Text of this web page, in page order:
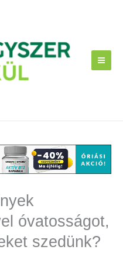
óvatosságot,
szedünk?